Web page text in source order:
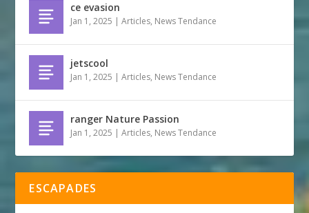
ce evasion
Jan 1, 2025 |Articles, News Tendance
jetscool
Jan 1, 2025 |Articles, News Tendance
ranger Nature Passion
Jan 1, 2025 |Articles, News Tendance
ESCAPADES